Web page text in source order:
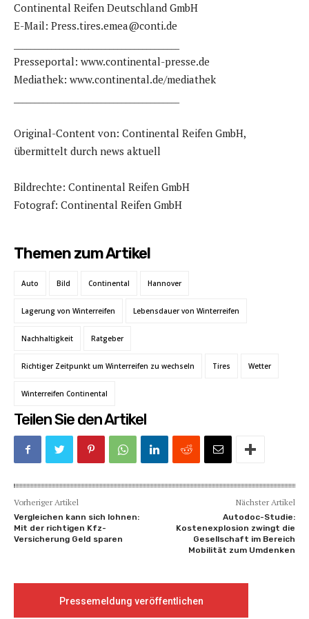
Continental Reifen Deutschland GmbH
E-Mail: Press.tires.emea@conti.de
Presseportal: www.continental-presse.de
Mediathek: www.continental.de/mediathek
Original-Content von: Continental Reifen GmbH,
übermittelt durch news aktuell
Bildrechte: Continental Reifen GmbH
Fotograf: Continental Reifen GmbH
Themen zum Artikel
Auto Bild Continental Hannover
Lagerung von Winterreifen Lebensdauer von Winterreifen
Nachhaltigkeit Ratgeber
Richtiger Zeitpunkt um Winterreifen zu wechseln Tires Wetter
Winterreifen Continental
Teilen Sie den Artikel
Vorheriger Artikel
Vergleichen kann sich lohnen:
Mit der richtigen Kfz-
Versicherung Geld sparen
Nächster Artikel
Autodoc-Studie:
Kostenexplosion zwingt die
Gesellschaft im Bereich
Mobilität zum Umdenken
Pressemeldung veröffentlichen